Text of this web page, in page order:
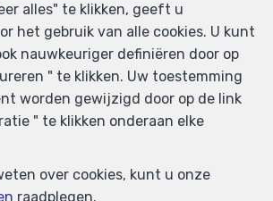
alles" te klikken, geeft u
het gebruik van alle cookies. U kunt
nauwkeuriger definiëren door op
" te klikken. Uw toestemming
worden gewijzigd door op de link
" te klikken onderaan elke
over cookies, kunt u onze
raadplegen.
via NV AXA Belgium, Troonplein 1,
730.390.160) Dekking geldt voor
in België worden uitgevoerd
Charter privéleven